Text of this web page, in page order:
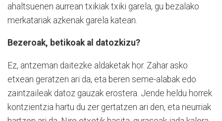
ahaltsuenen aurrean txikiak txiki garela, gu bezalako
merkatariak azkenak garela katean.
Bezeroak, betikoak al datozkizu?
Ez, antzeman daitezke aldaketak hor. Zahar asko
etxean geratzen ari da, eta beren seme-alabak edo
zaintzaileak datoz gauzak erostera. Jende heldu horrek
kontzientzia hartu du zer gertatzen ari den, eta neurriak